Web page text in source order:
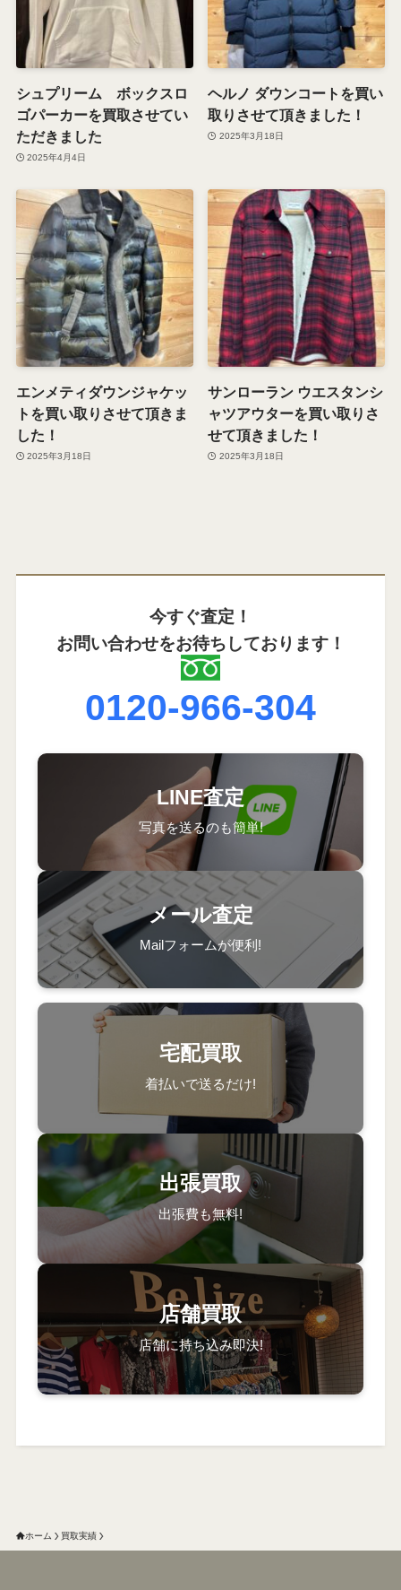
シュプリーム ボックスロ
ゴパーカーを買取させてい
ただきました
2025年4月4日
ヘルノ ダウンコートを買い
取りさせて頂きました！
2025年3月18日
エンメティダウンジャケッ
トを買い取りさせて頂きま
した！
2025年3月18日
サンローラン ウエスタンシ
ャツアウターを買い取りさ
せて頂きました！
2025年3月18日
今すぐ査定！
お問い合わせをお待ちしております！
0120-966-304
LINE査定
写真を送るのも簡単!
メール査定
Mailフォームが便利!
宅配買取
着払いで送るだけ!
出張買取
出張費も無料!
店舗買取
店舗に持ち込み即決!
ホーム 買取実績